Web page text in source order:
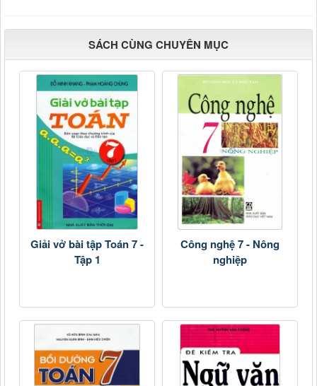
SÁCH CÙNG CHUYÊN MỤC
Giải vở bài tập Toán 7 -
Tập 1
Công nghệ 7 - Nông
nghiệp